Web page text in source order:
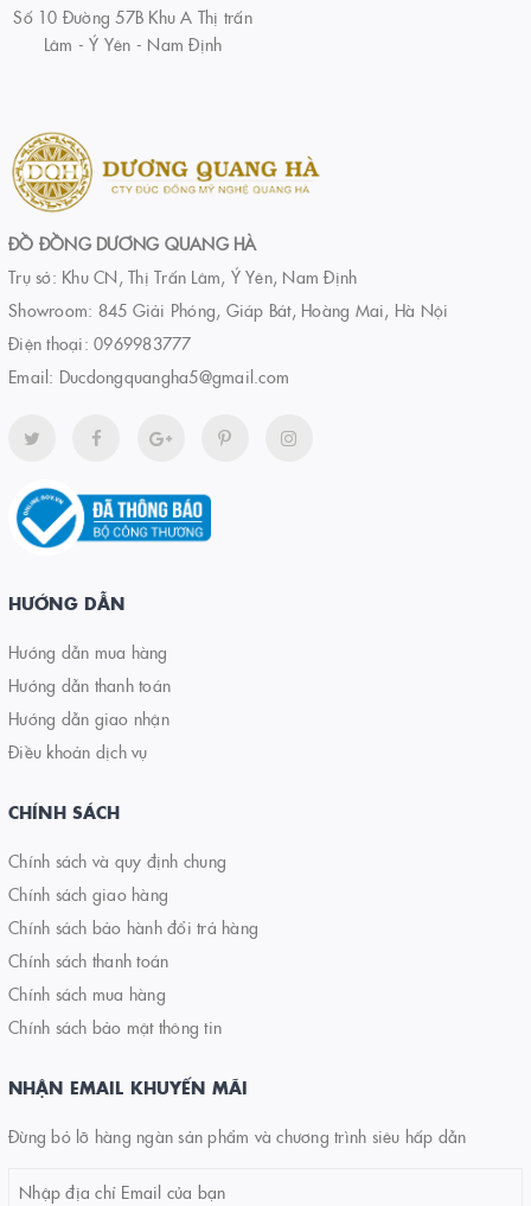
Số 10 Đường 57B Khu A Thị trấn
Lâm - Ý Yên - Nam Định
ĐỒ ĐỒNG DƯƠNG QUANG HÀ
Trụ sở: Khu CN, Thị Trấn Lâm, Ý Yên, Nam Định
Showroom: 845 Giải Phóng, Giáp Bát, Hoàng Mai, Hà Nội
Điện thoại: 0969983777
Email: Ducdongquangha5@gmail.com
HƯỚNG DẪN
Hướng dẫn mua hàng
Hướng dẫn thanh toán
Hướng dẫn giao nhận
Điều khoản dịch vụ
CHÍNH SÁCH
Chính sách và quy định chung
Chính sách giao hàng
Chính sách bảo hành đổi trả hàng
Chính sách thanh toán
Chính sách mua hàng
Chính sách bảo mật thông tin
NHẬN EMAIL KHUYẾN MÃI
Đừng bỏ lỡ hàng ngàn sản phẩm và chương trình siêu hấp dẫn